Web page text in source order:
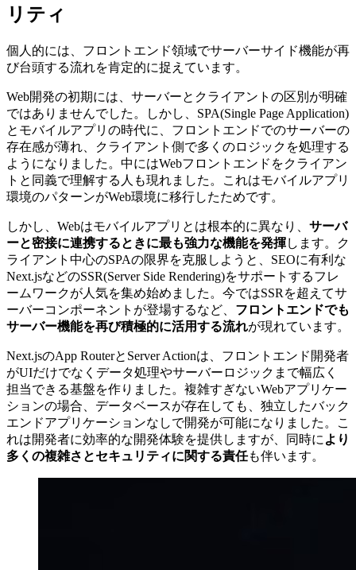
リティ
個人的には、フロントエンド領域でサーバーサイド機能が再
び台頭する流れを肯定的に捉えています。
Web開発の初期には、サーバーとクライアントの区別が明確
ではありませんでした。しかし、SPA(Single Page Application)
とモバイルアプリの時代に、フロントエンドでのサーバーの
存在感が薄れ、クライアント側で多くのロジックを処理する
ようになりました。中にはWebフロントエンドをクライアン
トと同義で理解する人も現れました。これはモバイルアプリ
環境のパターンがWeb環境に移行したためです。
しかし、Webはモバイルアプリとは根本的に異なり、 サーバ
ーと密接に連携するときに最も強力な機能を発揮します。ク
ライアント中心のSPAの限界を克服しようと、SEOに有利な
Next.jsなどのSSR(Server Side Rendering)をサポートするフレ
ームワークが人気を集め始めました。今ではSSRを超えてサ
ーバーコンポーネントが登場するなど、 フロントエンドでも
サーバー機能を再び積極的に活用する流れが現れています。
Next.jsのApp RouterとServer Actionは、フロントエンド開発者
がUIだけでなくデータ処理やサーバーロジックまで幅広く
担当できる基盤を作りました。複雑すぎないWebアプリケー
ションの場合、データベースが存在しても、独立したバック
エンドアプリケーションなしで開発が可能になりました。こ
れは開発者に効率的な開発体験を提供しますが、同時に より
多くの複雑さとセキュリティに関する責任も伴います。